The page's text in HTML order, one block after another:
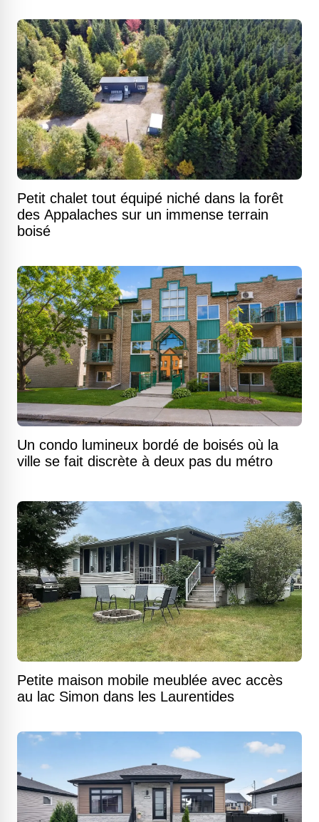
Petit chalet tout équipé niché dans la forêt
des Appalaches sur un immense terrain
boisé
Un condo lumineux bordé de boisés où la
ville se fait discrète à deux pas du métro
Petite maison mobile meublée avec accès
au lac Simon dans les Laurentides